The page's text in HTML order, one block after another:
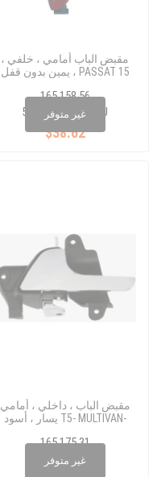
غير متوفر
مقبض الباب أمامي ، خلفي ،
يمين بدون قفل ، PASSAT 15
165 158 56
$38.62
510 837 206 J GRU
غير متوفر
مقبض الباب ، داخلي ، أمامي
يسار ، أسود T5- MULTIVAN-
165 175 31
7H0 837 1139B9